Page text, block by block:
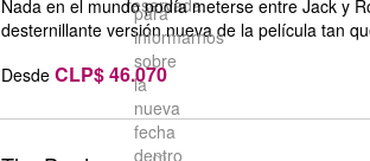
reservada.
para
informarnos
sobre
la
nueva
fecha
dentro
Nada en el mundo podía meterse entre Jack y
desternillante versión nueva de la película tan
Desde CLP$ 46.070